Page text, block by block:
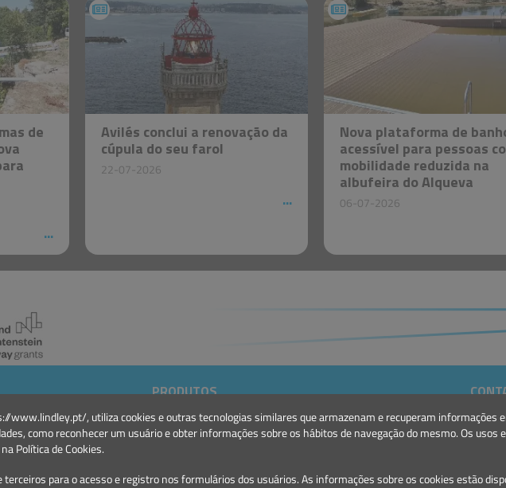
www.lindley.pt/, utiliza cookies e outras tecnologias similares que armazenam e recuperam informações
como reconhecer um usuário e obter informações sobre os hábitos de navegação do mesmo. Os usos
Política de Cookies.
para o acesso e registro nos formulários dos usuários. As informações sobre os cookies estão
de Avilés conclui a renovação da
cúpula do seu farol
22-07-2026
Nova plataforma de
acessível para pessoas
mobilidade reduzida na
albufeira do Alqueva
06-07-2026
PRODUTOS
Marinas e Portos de Recreio
Sinalização Marítima
E.:
T.: